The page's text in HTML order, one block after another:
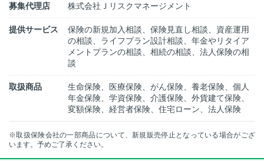
募集代理店 株式会社Ｊリスクマネージメント
提供サービス
保険の新規加入相談、保険見直し相談、資産運用
の相談、ライフプラン設計相談、年金やリタイア
メントプランの相談、相続の相談、法人保険の相
談
取扱商品
生命保険、医療保険、がん保険、養老保険、個人
年金保険、学資保険、介護保険、外貨建て保険、
変額保険、経営者保険、住宅ローン、法人保険
※取扱保険会社の一部商品について、新規販売停止となっている場合がござ
います。予めご了承ください。